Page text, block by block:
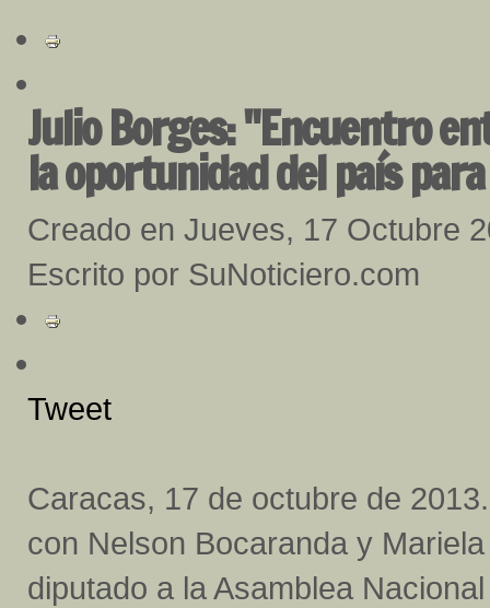
Julio Borges: "Encuentro
la oportunidad del país
Creado en Jueves, 17 Octubre
Escrito por SuNoticiero.com
Tweet
Caracas, 17 de octubre de
con Nelson Bocaranda y
diputado a la Asamblea